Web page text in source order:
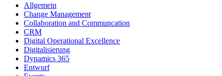
Allgemein
Change Management
Collaboration and Communcation
CRM
Digital Operational Excellence
Digitalisierung
Dynamics 365
Entwurf